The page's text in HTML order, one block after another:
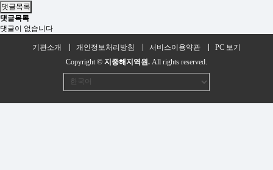
댓글목록
댓글목록
댓글이 없습니다
기관소개 개인정보처리방침 서비스이용약관
PC 보기
Copyright © 지중해지역원. All rights reserved.